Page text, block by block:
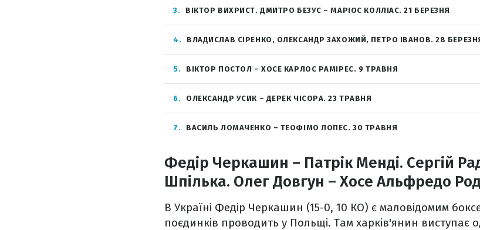
3 ВІКТОР ВИХРИСТ. ДМИТРО БЕЗУС – МАРІОС КОЛЛІАС. 21 БЕРЕЗНЯ
4 ВЛАДИСЛАВ СІРЕНКО, ОЛЕКСАНДР ЗАХОЖИЙ, ПЕТРО ІВАНОВ. 28
5 ВІКТОР ПОСТОЛ – ХОСЕ КАРЛОС РАМІРЕС. 9 ТРАВНЯ
6 ОЛЕКСАНДР УСИК – ДЕРЕК ЧІСОРА. 23 ТРАВНЯ
7 ВАСИЛЬ ЛОМАЧЕНКО – ТЕОФІМО ЛОПЕС. 30 ТРАВНЯ
Федір Черкашин – Патрік Менді. Сергій
Шпілька. Олег Довгун – Хосе Альфредо
В Україні Федір Черкашин (15-0, 10 КО) є маловідомим
поєдинків проводить у Польщі. Там харків'янин виступає